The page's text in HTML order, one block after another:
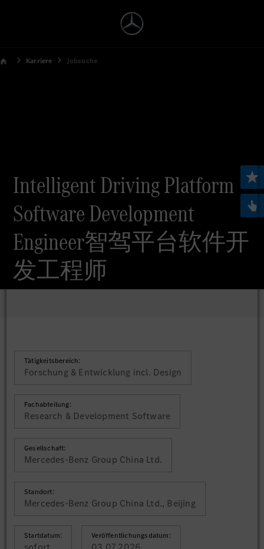
Karriere Jobsuche
Intelligent Driving Platform
Software Development
Engineer智驾平台软件开
发工程师
Tätigkeitsbereich:
Forschung & Entwicklung incl. Design
Fachabteilung:
Research & Development Software
Gesellschaft:
Mercedes-Benz Group China Ltd.
Standort:
Mercedes-Benz Group China Ltd., Beijing
Startdatum: Veröffentlichungsdatum: